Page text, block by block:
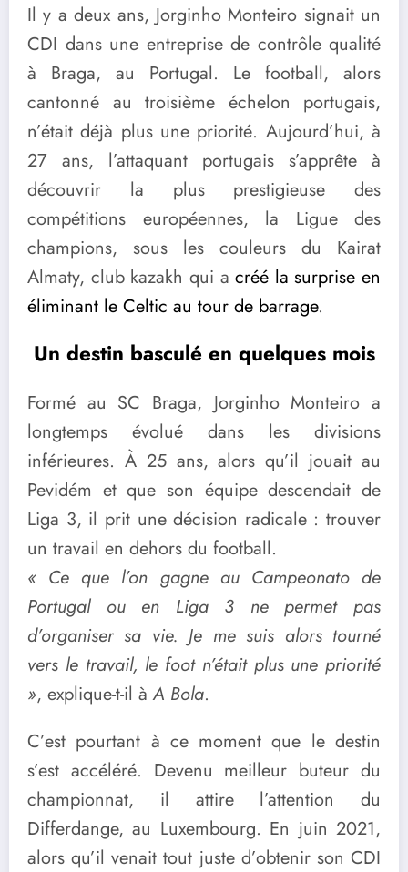
Il y a deux ans, Jorginho Monteiro signait un
CDI dans une entreprise de contrôle qualité
à Braga, au Portugal. Le football, alors
cantonné au troisième échelon portugais,
n’était déjà plus une priorité. Aujourd’hui, à
27 ans, l’attaquant portugais s’apprête à
découvrir la plus prestigieuse des
compétitions européennes, la Ligue des
champions, sous les couleurs du Kairat
Almaty, club kazakh qui acréé la surprise en
éliminant le Celtic au tour de barrage.
Un destin basculé en quelques mois
Formé au SC Braga, Jorginho Monteiro a
longtemps évolué dans les divisions
inférieures. À 25 ans, alors qu’il jouait au
Pevidém et que son équipe descendait de
Liga 3, il prit une décision radicale : trouver
un travail en dehors du football.
« Ce que l’on gagne au Campeonato de
Portugal ou en Liga 3 ne permet pas
d’organiser sa vie. Je me suis alors tourné
vers le travail, le foot n’était plus une priorité
», explique-t-il àA Bola.
C’est pourtant à ce moment que le destin
s’est accéléré. Devenu meilleur buteur du
championnat, il attire l’attention du
Differdange, au Luxembourg. En juin 2021,
alors qu’il venait tout juste d’obtenir son CDI